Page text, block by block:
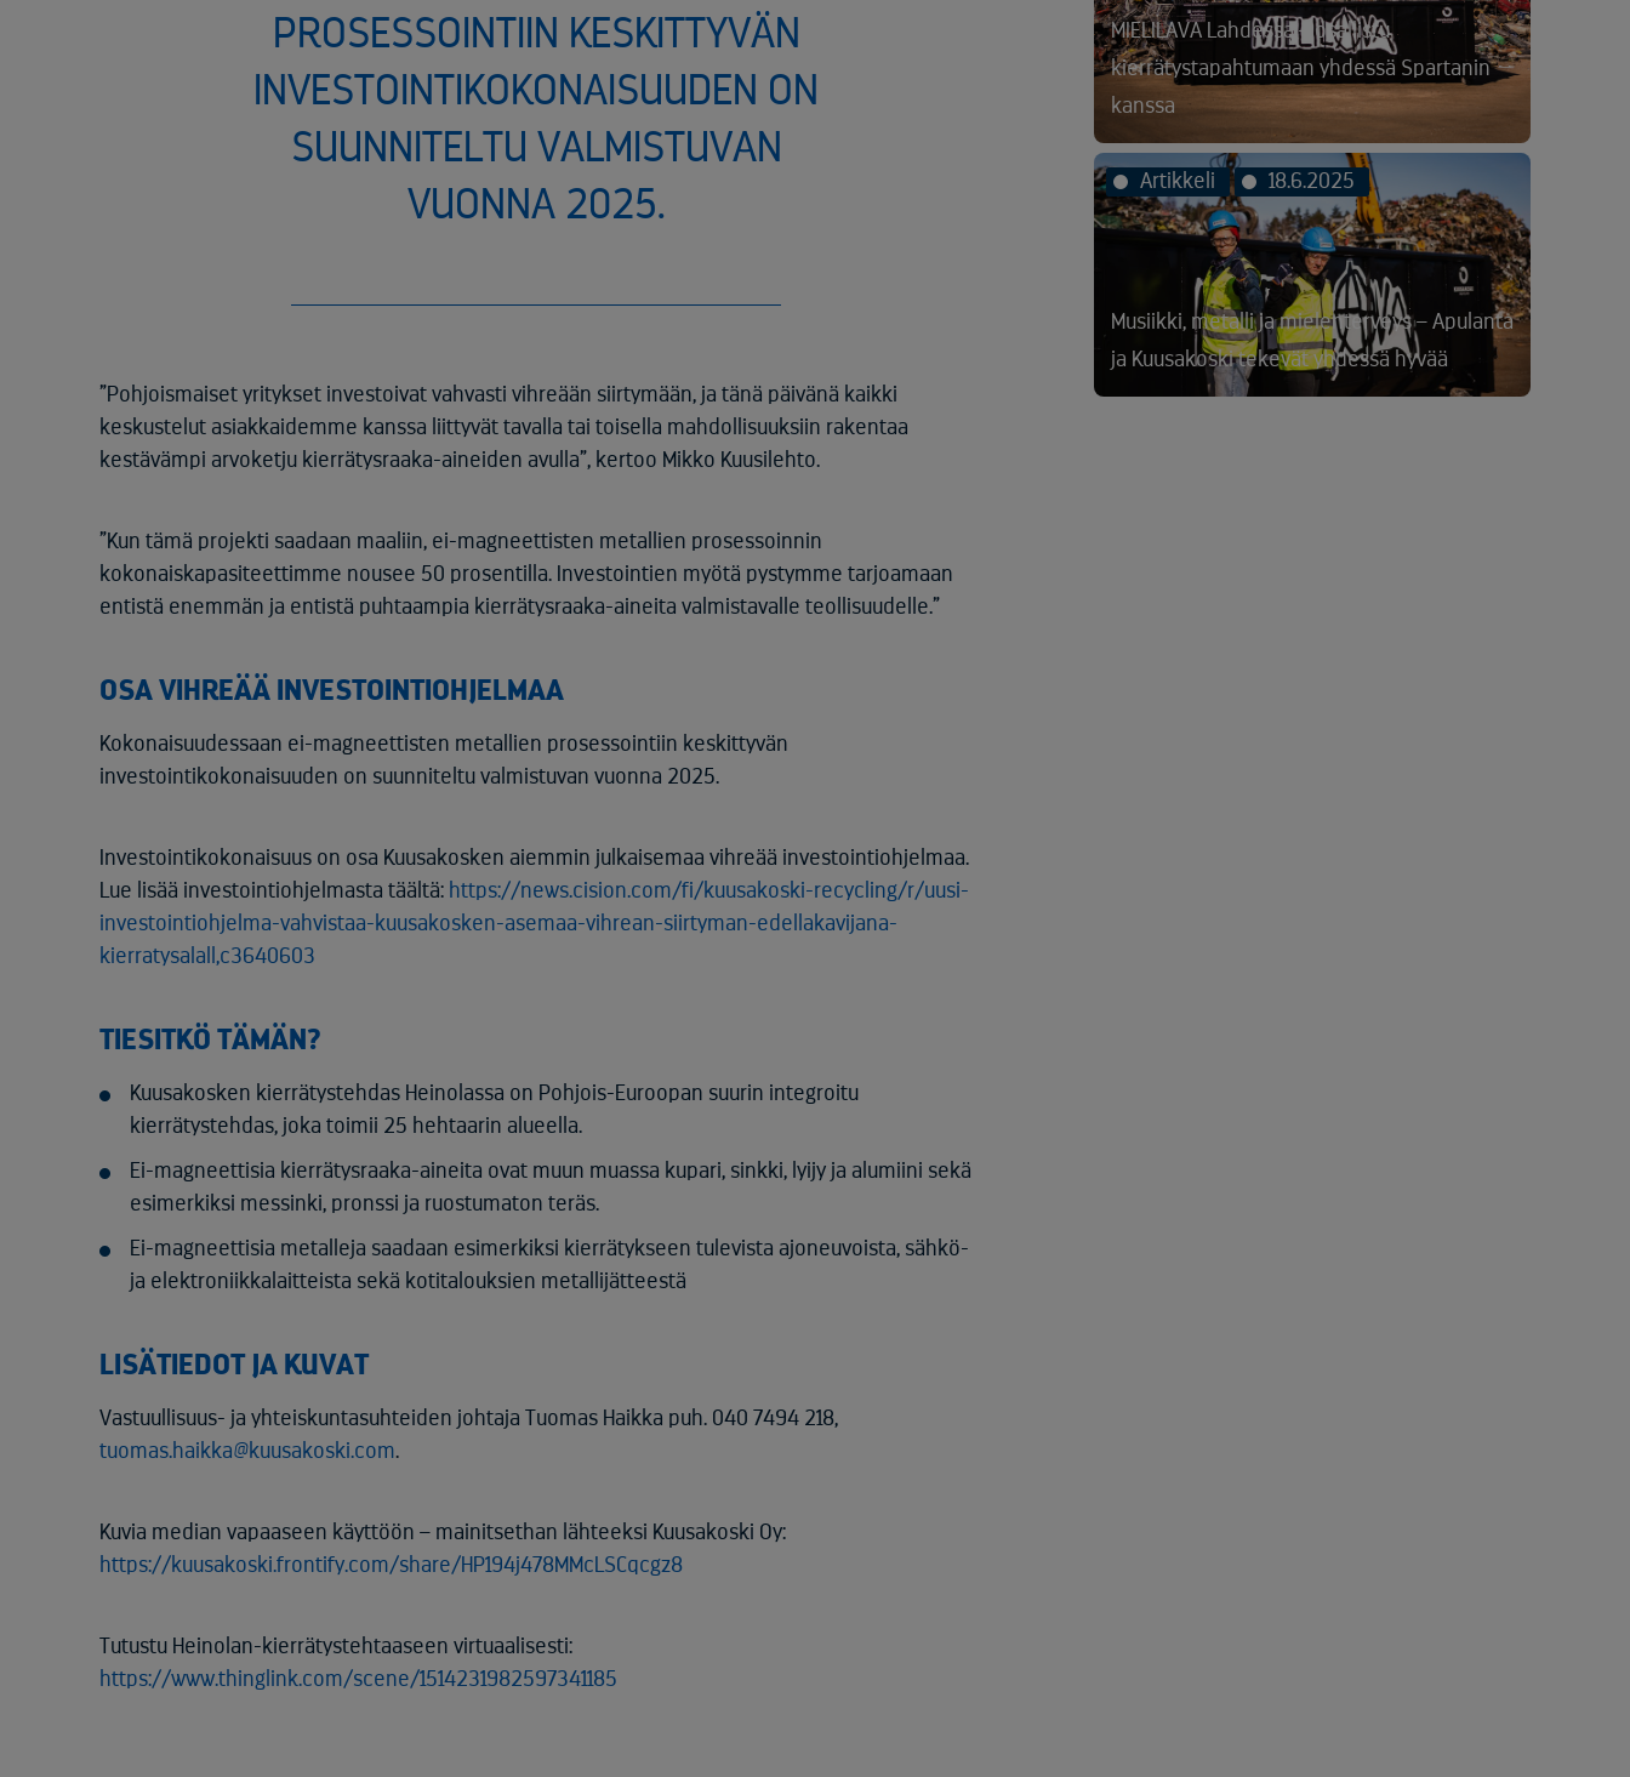
PROSESSOINTIIN KESKITTYVÄN
INVESTOINTIKOKONAISUUDEN ON
SUUNNITELTU VALMISTUVAN
VUONNA 2025.
”Pohjoismaiset yritykset investoivat vahvasti vihreään siirtymään, ja tänä päivänä kaikki
keskustelut asiakkaidemme kanssa liittyvät tavalla tai toisella mahdollisuuksiin rakentaa
kestävämpi arvoketju kierrätysraaka-aineiden avulla”, kertoo Mikko Kuusilehto.
”Kun tämä projekti saadaan maaliin, ei-magneettisten metallien prosessoinnin
kokonaiskapasiteettimme nousee 50 prosentilla. Investointien myötä pystymme tarjoamaan
entistä enemmän ja entistä puhtaampia kierrätysraaka-aineita valmistavalle teollisuudelle.”
OSA VIHREÄÄ INVESTOINTIOHJELMAA
Kokonaisuudessaan ei-magneettisten metallien prosessointiin keskittyvän
investointikokonaisuuden on suunniteltu valmistuvan vuonna 2025.
Investointikokonaisuus on osa Kuusakosken aiemmin julkaisemaa vihreää investointiohjelmaa.
Lue lisää investointiohjelmasta täältä: https://news.cision.com/fi/kuusakoski-recycling/r/uusi-
investointiohjelma-vahvistaa-kuusakosken-asemaa-vihrean-siirtyman-edellakavijana-
kierratysalall,c3640603
TIESITKÖ TÄMÄN?
Kuusakosken kierrätystehdas Heinolassa on Pohjois-Euroopan suurin integroitu
kierrätystehdas, joka toimii 25 hehtaarin alueella.
Ei-magneettisia kierrätysraaka-aineita ovat muun muassa kupari, sinkki, lyijy ja alumiini sekä
esimerkiksi messinki, pronssi ja ruostumaton teräs.
Ei-magneettisia metalleja saadaan esimerkiksi kierrätykseen tulevista ajoneuvoista, sähkö-
ja elektroniikkalaitteista sekä kotitalouksien metallijätteestä
LISÄTIEDOT JA KUVAT
Vastuullisuus- ja yhteiskuntasuhteiden johtaja Tuomas Haikka puh. 040 7494 218,
tuomas.haikka@kuusakoski.com.
Kuvia median vapaaseen käyttöön – mainitsethan lähteeksi Kuusakoski Oy:
https://kuusakoski.frontify.com/share/HP194j478MMcLSCqcgz8
Tutustu Heinolan-kierrätystehtaaseen virtuaalisesti:
https://www.thinglink.com/scene/1514231982597341185
MIELILAVA Lahdessa – osallistu
kierrätystapahtumaan yhdessä Spartanin
kanssa
Artikkeli 18.6.2025
Musiikki, metalli ja mielenterveys – Apulanta
ja Kuusakoski tekevät yhdessä hyvää